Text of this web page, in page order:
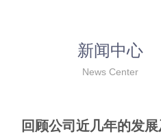
新闻中心
News Center
回顾公司近几年的发